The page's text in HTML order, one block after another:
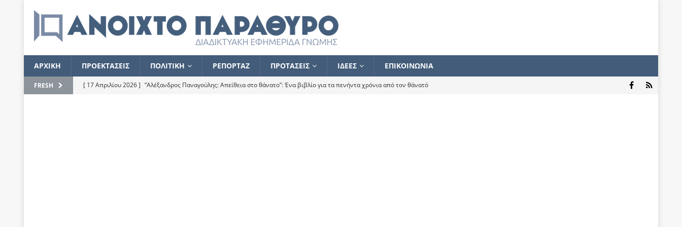
ΑΡΧΙΚΗ ΠΡΟΕΚΤΑΣΕΙΣ ΠΟΛΙΤΙΚΗ ΡΕΠΟΡΤΑΖ ΠΡΟΤΑΣΕΙΣ ΙΔΕΕΣ ΕΠΙΚΟΙΝΩΝΙΑ
FRESH [ 17 Απριλίου 2026 ] “Αλέξανδρος Παναγούλης: Απείθεια στο θάνατο”: Ένα βιβλίο για τα πενήντα χρόνια από τον θάνατό